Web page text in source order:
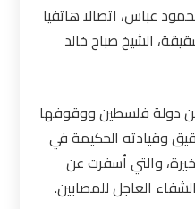
عباس، اتصالا هاتفيا
الشيخ صباح خالد
دولة فلسطين ووقوفها
وقيادته الحكيمة في
والتي أسفرت عن
العاجل للمصابين.